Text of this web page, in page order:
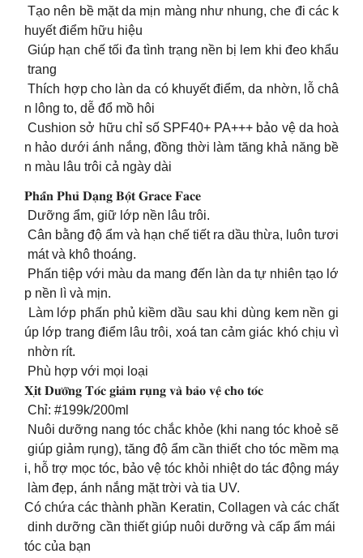
Tạo nên bề mặt da mịn màng như nhung, che đi các k
huyết điểm hữu hiệu
Giúp hạn chế tối đa tình trạng nền bị lem khi đeo khẩu
trang
Thích hợp cho làn da có khuyết điểm, da nhờn, lỗ châ
n lông to, dễ đổ mồ hôi
Cushion sở hữu chỉ số SPF40+ PA+++ bảo vệ da hoà
n hảo dưới ánh nắng, đồng thời làm tăng khả năng bề
n màu lâu trôi cả ngày dài
𝐏𝐡𝐚̂́𝐧 𝐏𝐡𝐮̉ 𝐃𝐚̣𝐧𝐠 𝐁𝐨̣̂𝐭 𝐆𝐫𝐚𝐜𝐞 𝐅𝐚𝐜𝐞
Dưỡng ẩm, giữ lớp nền lâu trôi.
Cân bằng độ ẩm và hạn chế tiết ra dầu thừa, luôn tươi
mát và khô thoáng.
Phấn tiệp với màu da mang đến làn da tự nhiên tạo lớ
p nền lì và mịn.
Làm lớp phấn phủ kiềm dầu sau khi dùng kem nền gi
úp lớp trang điểm lâu trôi, xoá tan cảm giác khó chịu vì
nhờn rít.
Phù hợp với mọi loại
𝐗𝐢̣𝐭 𝐃𝐮̛𝐨̛̃𝐧𝐠 𝐓𝐨́𝐜 𝐠𝐢𝐚̉𝐦 𝐫𝐮̣𝐧𝐠 𝐯𝐚̀ 𝐛𝐚̉𝐨 𝐯𝐞̣̂ 𝐜𝐡𝐨 𝐭𝐨́𝐜
Chỉ: #199k/200ml
Nuôi dưỡng nang tóc chắc khỏe (khi nang tóc khoẻ sẽ
giúp giảm rụng), tăng độ ẩm cần thiết cho tóc mềm mạ
i, hỗ trợ mọc tóc, bảo vệ tóc khỏi nhiệt do tác động máy
làm đẹp, ánh nắng mặt trời và tia UV.
Có chứa các thành phần Keratin, Collagen và các chất
dinh dưỡng cần thiết giúp nuôi dưỡng và cấp ẩm mái
tóc của bạn